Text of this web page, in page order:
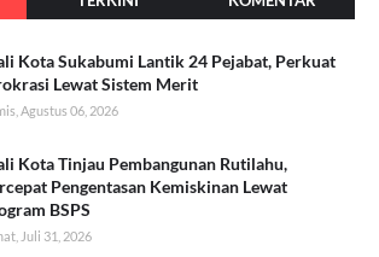
Kota Sukabumi Lantik 24 Pejabat, Perkuat
Lewat Sistem Merit
Agustus 06, 2026
Kota Tinjau Pembangunan Rutilahu,
Pengentasan Kemiskinan Lewat
BSPS
Juli 31, 2026